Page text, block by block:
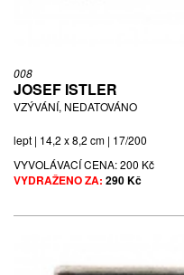
008
JOSEF ISTLER
VZÝVÁNÍ, NEDATOVÁNO
lept | 14,2 x 8,2 cm | 17/200
VYVOLÁVACÍ CENA:200 Kč
VYDRAŽENO ZA: 290 Kč